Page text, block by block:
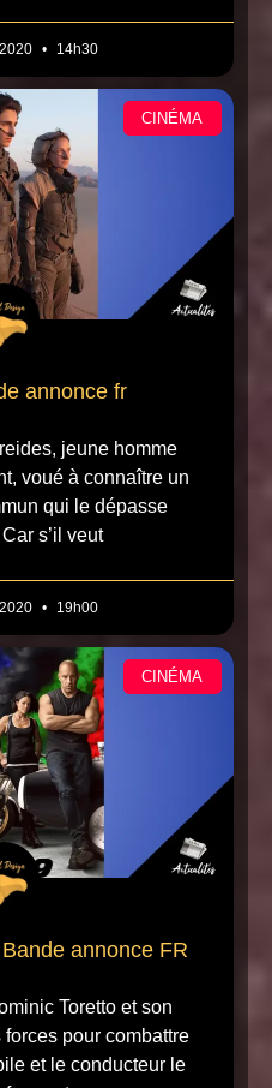
14h30
CINÉMA
annonce fr
jeune homme
voué à connaître un
qui le dépasse
s’il veut
19h00
CINÉMA
annonce FR
Toretto et son
pour combattre
et le conducteur le